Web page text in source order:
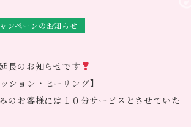
ンペーンのお知らせ
長のお知らせです
ション・ヒーリング】
のお客様には１０分サービスとさせていた